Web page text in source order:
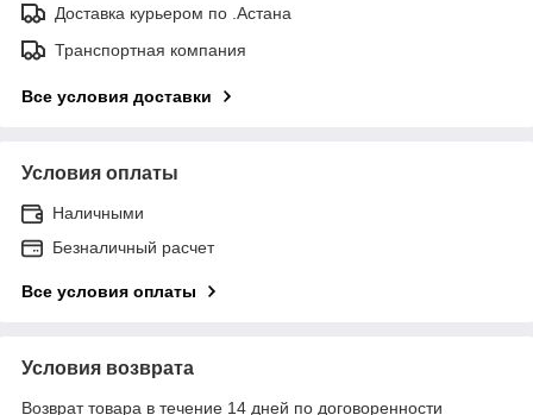
Доставка курьером по .Астана
Транспортная компания
Все условия доставки
Условия оплаты
Наличными
Безналичный расчет
Все условия оплаты
Условия возврата
Возврат товара в течение 14 дней по договоренности